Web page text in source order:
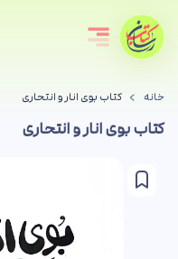
خانه کتاب بوی انار و انتحاری
کتاب بوی انار و انتحاری